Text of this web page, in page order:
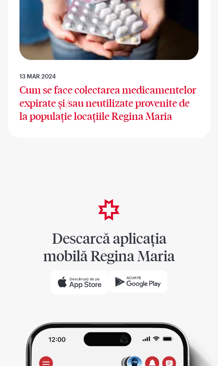
13 MAR 2024
Cum se face colectarea medicamentelor
expirate și/sau neutilizate provenite de
la populație locațiile Regina Maria
Descarcă aplicația
mobilă Regina Maria